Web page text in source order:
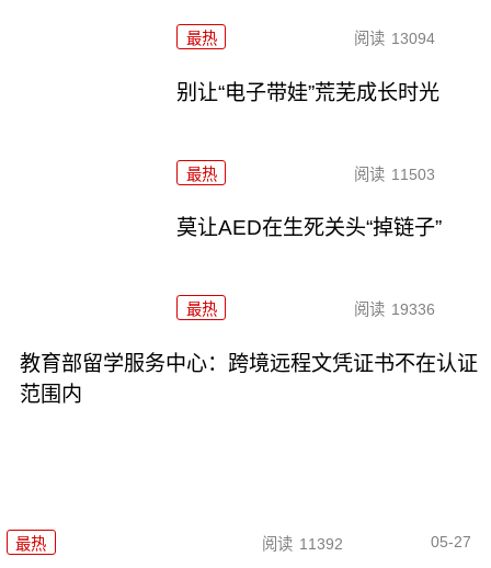
最热 阅读 13094
别让“电子带娃”荒芜成长时光
最热 阅读 11503
莫让AED在生死关头“掉链子”
最热 阅读 19336
教育部留学服务中心：跨境远程文凭证书不在认证
范围内
最热 阅读 11392 05-27